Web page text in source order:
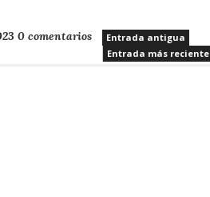
0 comentarios
Entrada antigua
Entrada más reciente